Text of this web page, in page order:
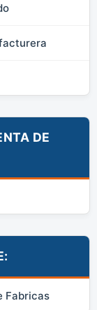
DE
Fabricas